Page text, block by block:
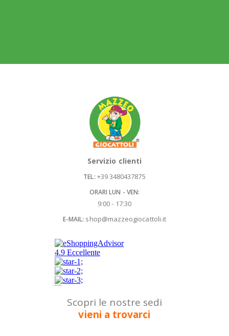
Servizio clienti
TEL: +39 3480437875
ORARI LUN - VEN:
9:00 - 17:30
E-MAIL: shop@mazzeogiocattoli.it
Scopri le nostre sedi
vieni a trovarci